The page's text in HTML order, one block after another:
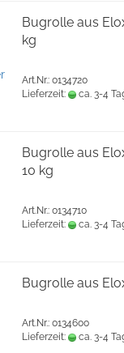
Bugrolle aus
kg
Art.Nr.: 0134720
Lieferzeit:
ca. 3-4
Bugrolle aus
10 kg
Art.Nr.: 0134710
Lieferzeit:
ca. 3-4
Bugrolle aus
Art.Nr.: 0134600
Lieferzeit:
ca. 3-4